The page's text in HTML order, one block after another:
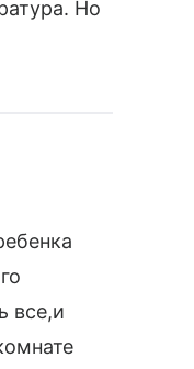
Но
все,и